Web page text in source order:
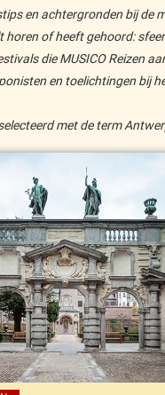
en achtergronden bij de
horen of heeft gehoord:
die MUSICO Reizen
en toelichtingen bij
met de term